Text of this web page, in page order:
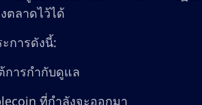
ตลาดไว้ได้
การดังนี้:
การกำกับดูแล
ที่กำลังจะออกมา